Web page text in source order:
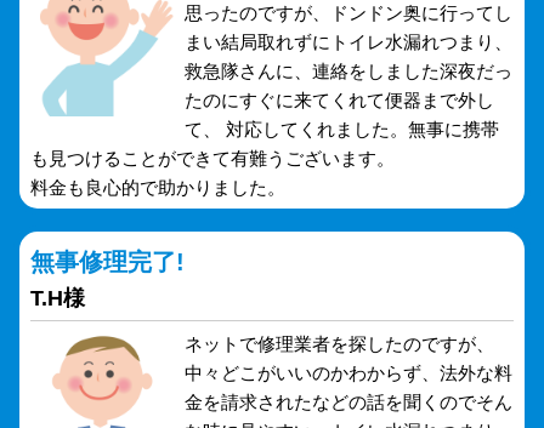
思ったのですが、ドンドン奥に行ってし
まい結局取れずにトイレ水漏れつまり、
救急隊さんに、連絡をしました深夜だっ
たのにすぐに来てくれて便器まで外し
て、 対応してくれました。無事に携帯
も見つけることができて有難うございます。
料金も良心的で助かりました。
無事修理完了!
T.H様
ネットで修理業者を探したのですが、
中々どこがいいのかわからず、法外な料
金を請求されたなどの話を聞くのでそん